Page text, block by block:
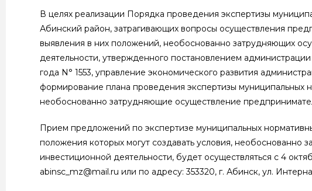
В целях реализации Порядка проведения экспертизы
Абинский район, затрагивающих вопросы осуществления
выявления в них положений, необоснованно затрудняющих
деятельности, утвержденного постановлением
года N° 1553, управление экономического развития
формирование плана проведения экспертизы муниципальных
необоснованно затрудняющие осуществление
Прием предложений по экспертизе муниципальных
положения которых могут создавать условия,
инвестиционной деятельности, будет осуществляться с 4
abinsc_mz@mail.ru или по адресу: 353320, г. Абинск, ул.